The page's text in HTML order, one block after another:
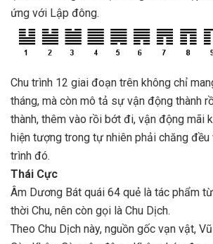
ứng với Lập đông.
Chu trình 12 giai đoạn trên không chỉ
tháng, mà còn mô tả sự vận động thành
thành, thêm vào rồi bớt đi, vận động mãi
hiện tượng trong tự nhiên phải chăng
trình đó.
Thái Cực
Âm Dương Bát quái 64 quẻ là tác phẩm
thời Chu, nên còn gọi là Chu Dịch.
Theo Chu Dịch này, nguồn gốc vạn vật,